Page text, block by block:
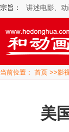
宗旨： 讲述电影、
当前位置： 首页 >>影
美